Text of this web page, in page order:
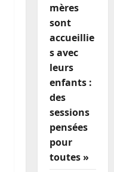
mères
sont
accueillie
s avec
leurs
enfants :
des
sessions
pensées
pour
toutes »